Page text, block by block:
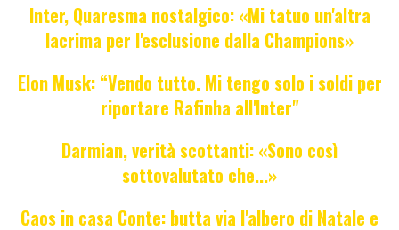
Inter, Quaresma nostalgico: «Mi tatuo un'altra
lacrima per l'esclusione dalla Champions»
Elon Musk: “Vendo tutto. Mi tengo solo i soldi per
riportare Rafinha all'Inter"
Darmian, verità scottanti: «Sono così
sottovalutato che...»
Caos in casa Conte: butta via l'albero di Natale e